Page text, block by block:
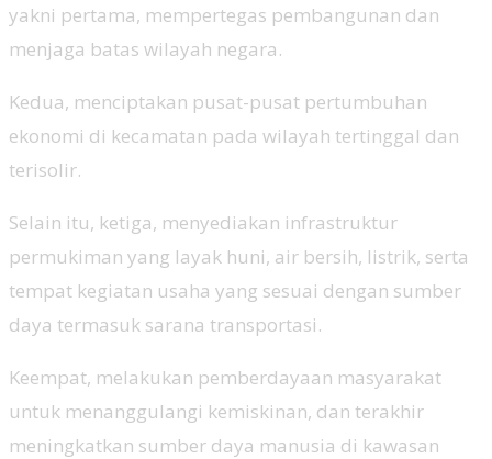
yakni pertama, mempertegas pembangunan dan
menjaga batas wilayah negara.
Kedua, menciptakan pusat-pusat pertumbuhan
ekonomi di kecamatan pada wilayah tertinggal dan
terisolir.
Selain itu, ketiga, menyediakan infrastruktur
permukiman yang layak huni, air bersih, listrik, serta
tempat kegiatan usaha yang sesuai dengan sumber
daya termasuk sarana transportasi.
Keempat, melakukan pemberdayaan masyarakat
untuk menanggulangi kemiskinan, dan terakhir
meningkatkan sumber daya manusia di kawasan